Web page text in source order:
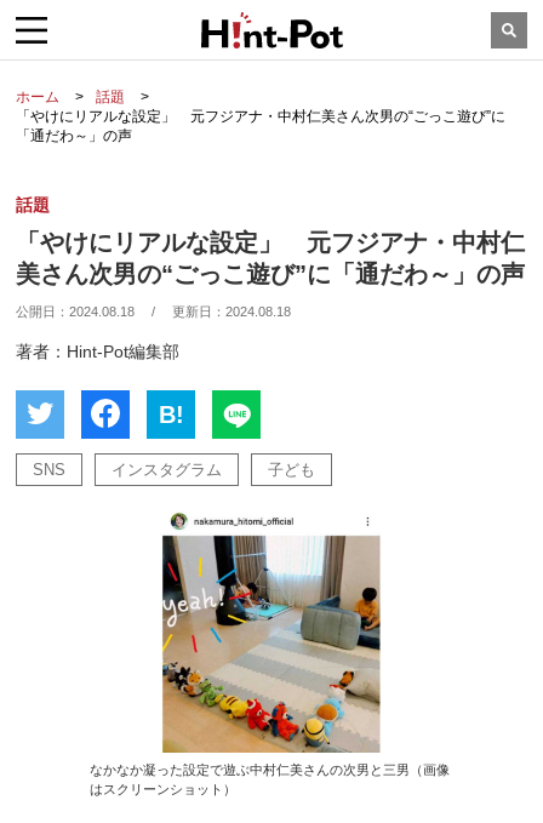
ホーム
話題
「やけにリアルな設定」 元フジアナ・中村仁美さん次男の“ごっこ遊び”に
「通だわ～」の声
話題
「やけにリアルな設定」 元フジアナ・中村仁
美さん次男の“ごっこ遊び”に「通だわ～」の声
公開日：2024.08.18 / 更新日：2024.08.18
著者：Hint-Pot編集部
B!
SNS インスタグラム 子ども
なかなか凝った設定で遊ぶ中村仁美さんの次男と三男（画像
はスクリーンショット）